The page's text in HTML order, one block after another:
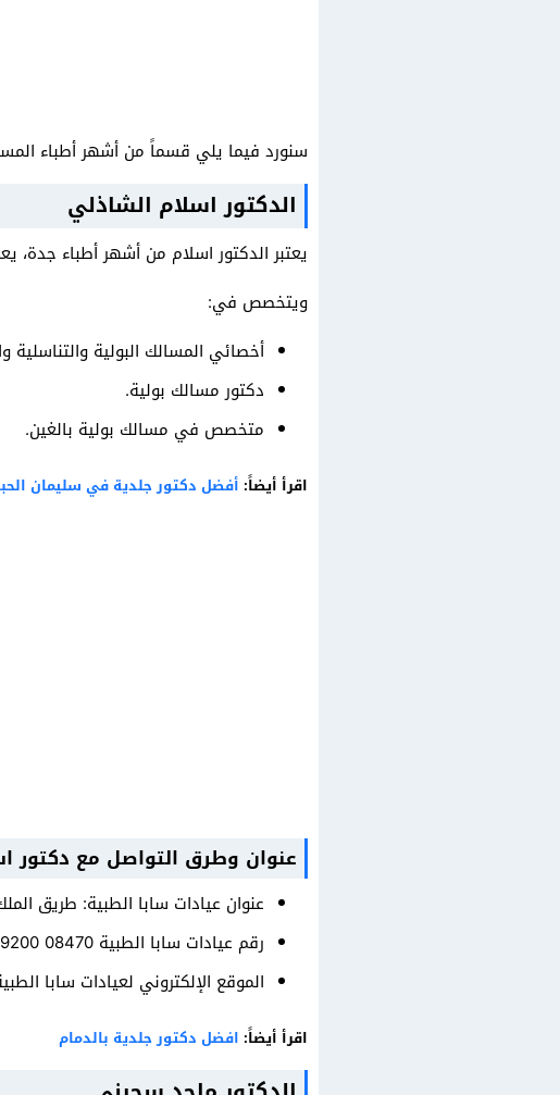
سنورد فيما يلي قسماً من أشهر أطباء
الدكتور اسلام الشاذلي
يعتبر الدكتور اسلام من أشهر أطباء جدة، يعمل
ويتخصص في:
أخصائي المسالك البولية والتناسلية
دكتور مسالك بولية.
متخصص في مسالك بولية بالغين.
اقرأ أيضاً: أفضل دكتور جلدية في سليمان
عنوان وطرق التواصل مع دكتور
عنوان عيادات سابا الطبية: طريق
رقم عيادات سابا الطبية ‏‪‏‪‏‪‏‪+966 9200 08470‬‏
الموقع الإلكتروني لعيادات سابا
اقرأ أيضاً: افضل دكتور جلدية بالدمام